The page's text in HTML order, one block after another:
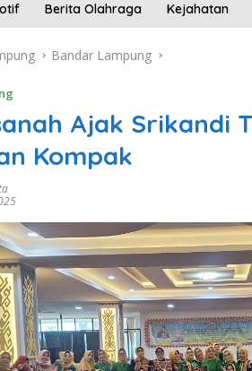
Berita Olahraga Kejahatan
Bandar Lampung
Ajak Srikandi
Kompak